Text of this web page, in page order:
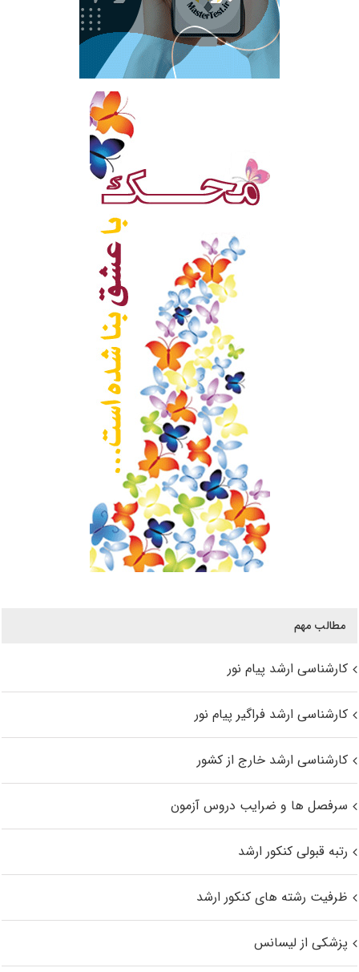
مطالب مهم
کارشناسی ارشد پیام نور
کارشناسی ارشد فراگیر پیام نور
کارشناسی ارشد خارج از کشور
سرفصل ها و ضرایب دروس آزمون
رتبه قبولی کنکور ارشد
ظرفیت رشته های کنکور ارشد
پزشکی از لیسانس